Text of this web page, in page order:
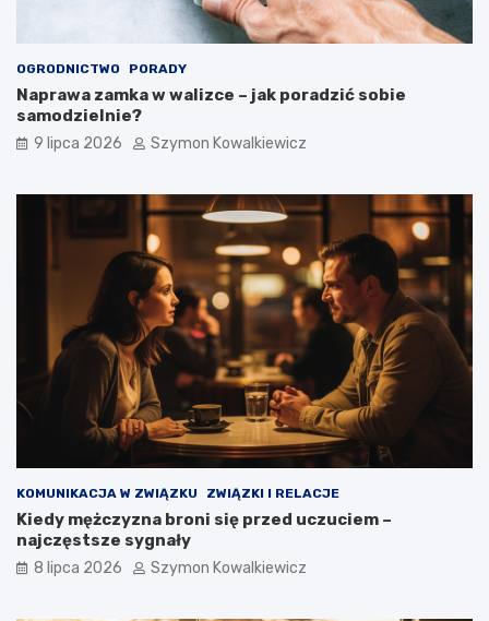
OGRODNICTWO PORADY
Naprawa zamka w walizce – jak poradzić sobie
samodzielnie?
9 lipca 2026 Szymon Kowalkiewicz
KOMUNIKACJA W ZWIĄZKU ZWIĄZKI I RELACJE
Kiedy mężczyzna broni się przed uczuciem –
najczęstsze sygnały
8 lipca 2026 Szymon Kowalkiewicz